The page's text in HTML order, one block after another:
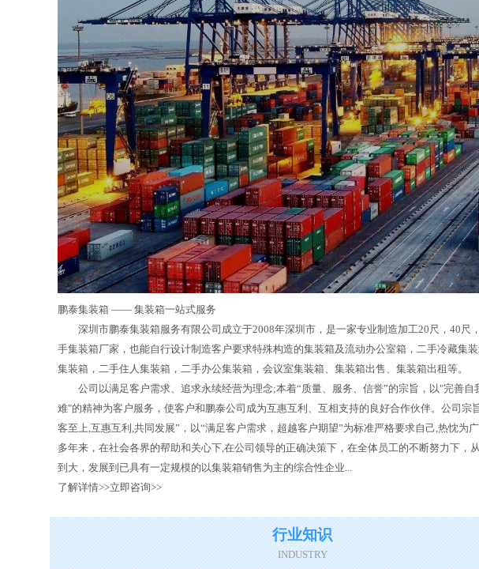
鹏泰集装箱 —— 集装箱一站式服务
深圳市鹏泰集装箱服务有限公司成立于2008年深圳市，是一家专业制造加工20尺，40尺
手集装箱厂家，也能自行设计制造客户要求特殊构造的集装箱及流动办公室箱，二手冷藏集
集装箱，二手住人集装箱，二手办公集装箱，会议室集装箱、集装箱出售、集装箱出租等。
公司以满足客户需求、追求永续经营为理念;本着“质量、服务、信誉”的宗旨，以"完善自
难"的精神为客户服务，使客户和鹏泰公司成为互惠互利、互相支持的良好合作伙伴。公司宗
客至上,互惠互利,共同发展”，以“满足客户需求，超越客户期望”为标准严格要求自己,热忱为
多年来，在社会各界的帮助和关心下,在公司领导的正确决策下，在全体员工的不断努力下，
到大，发展到已具有一定规模的以集装箱销售为主的综合性企业...
了解详情>>立即咨询>>
行业知识
INDUSTRY